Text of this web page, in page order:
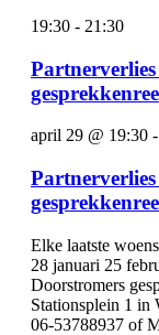
19:30 - 21:30
april 29 @ 19:30 -
Elke laatste
28 januari 25
Doorstromers
Stationsplein 1 in
06-53788937 of